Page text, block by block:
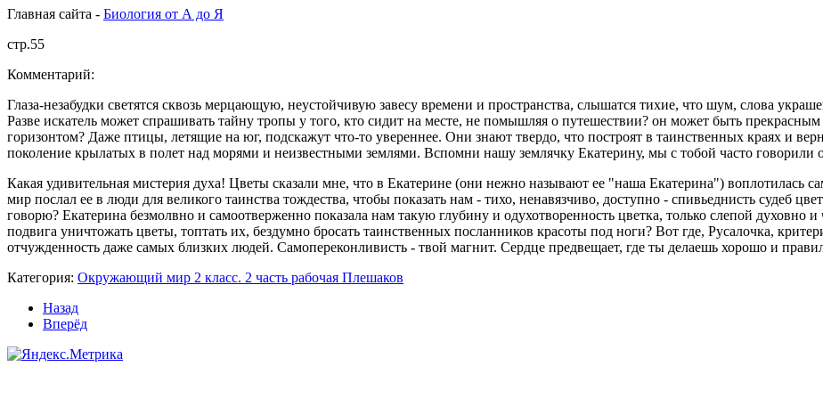
Главная сайта - Биология от А до Я
стр.55
Комментарий:
Глаза-незабудки светятся сквозь мерцающую, неустойчивую завесу времени и пространства, слышатся тихие, что шум, слова
Разве искатель может спрашивать тайну тропы у того, кто сидит на месте, не помышляя о путешествии? он может быть прекрасным
горизонтом? Даже птицы, летящие на юг, подскажут что-то увереннее. Они знают твердо, что построят в таинственных краях и
поколение крылатых в полет над морями и неизвестными землями. Вспомни нашу землячку Екатерину, мы с тобой часто говорили
Какая удивительная мистерия духа! Цветы сказали мне, что в Екатерине (они нежно называют ее "наша Екатерина") воплотилась
мир послал ее в люди для великого таинства тождества, чтобы показать нам - тихо, ненавязчиво, доступно - спивьеднисть судеб
говорю? Екатерина безмолвно и самоотверженно показала нам такую ​​глубину и одухотворенность цветка, только слепой духовно
подвига уничтожать цветы, топтать их, бездумно бросать таинственных посланников красоты под ноги? Вот где, Русалочка,
отчужденность даже самых близких людей. Самопереконливисть - твой магнит. Сердце предвещает, где ты делаешь хорошо и
Категория: Окружающий мир 2 класс. 2 часть рабочая Плешаков
Назад
Вперёд